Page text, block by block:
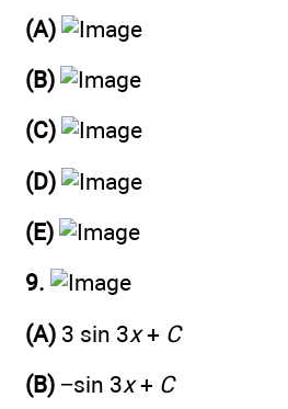
(A)
(B)
(C)
(D)
(E)
9.
(A) 3 sin 3x + C
(B) −sin 3x + C